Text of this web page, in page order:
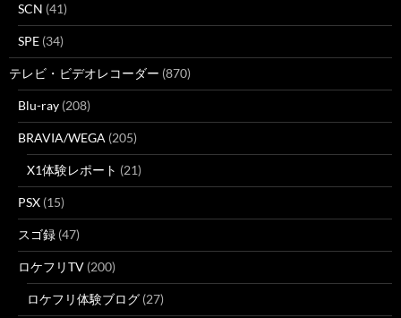
SCN (41)
SPE (34)
テレビ・ビデオレコーダー (870)
Blu-ray (208)
BRAVIA/WEGA (205)
X1体験レポート (21)
PSX (15)
スゴ録 (47)
ロケフリTV (200)
ロケフリ体験ブログ (27)